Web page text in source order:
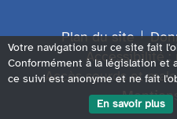
Plan du site
Accessibilité :
Accès sourds et
Votre navigation sur ce site fait
Conformément à la législation et
ce suivi est anonyme et ne fait
En savoir plus